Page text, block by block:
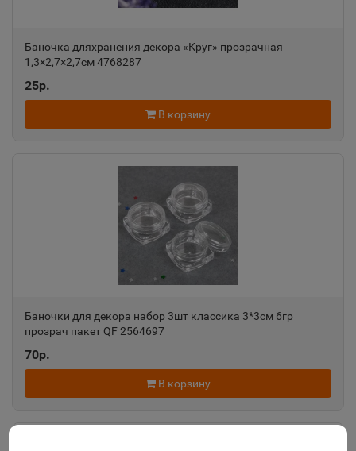
Баночка дляхранения декора «Круг» прозрачная
1,3×2,7×2,7см 4768287
25р.
В корзину
Баночки для декора набор 3шт классика 3*3см 6гр
прозрач пакет QF 2564697
70р.
В корзину